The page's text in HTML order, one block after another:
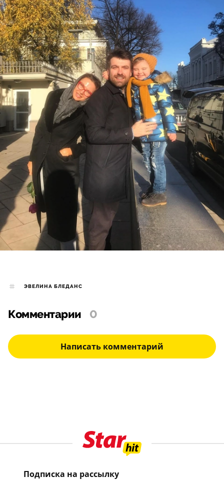
ЭВЕЛИНА БЛЕДАНС
Комментарии 0
Написать комментарий
Подписка на рассылку